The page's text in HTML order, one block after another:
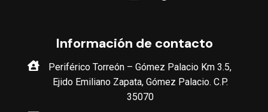
Información de contacto
Periférico Torreón – Gómez Palacio Km 3.5,
Ejido Emiliano Zapata, Gómez Palacio. C.P.
35070